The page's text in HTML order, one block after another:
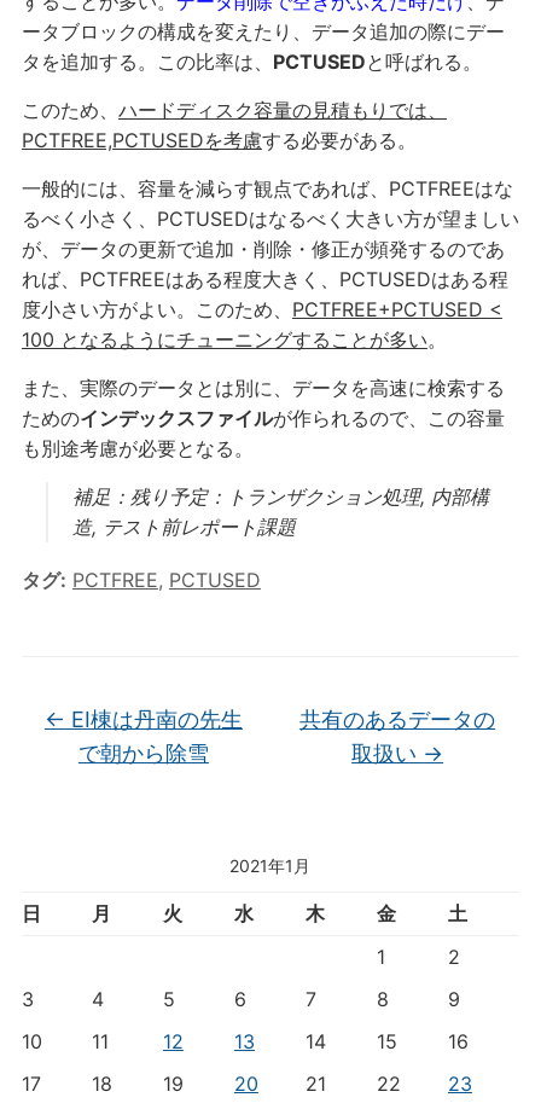
2021年1月
日 月 火 水 木 金
土
1
2
3
4 5 6 7 8
9
10
11 12 13 14 15
16
17
18 19 20 21 22
23
ータブロックの構成を変えたり、データ追加の際にデー
タを追加する。この比率は、 PCTUSEDと呼ばれる。
このため、 ハードディスク容量の見積もりでは、
PCTFREE,PCTUSEDを考慮する必要がある。
一般的には、容量を減らす観点であれば、PCTFREEはな
るべく小さく、PCTUSEDはなるべく大きい方が望ましい
が、データの更新で追加・削除・修正が頻発するのであ
れば、PCTFREEはある程度大きく、PCTUSEDはある程
度小さい方がよい。このため、 PCTFREE+PCTUSED <
100 となるようにチューニングすることが多い。
また、実際のデータとは別に、データを高速に検索する
ためのインデックスファイルが作られるので、この容量
も別途考慮が必要となる。
補足：残り予定：トランザクション処理, 内部構
造, テスト前レポート課題
タグ: PCTFREE, PCTUSED
← EI棟は丹南の先生
で朝から除雪
共有のあるデータの
取扱い →